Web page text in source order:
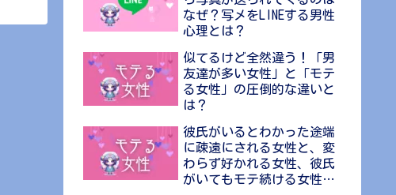
なぜ？写メをLINEする男性
心理とは？
似てるけど全然違う！「男
友達が多い女性」と「モテ
る女性」の圧倒的な違いと
は？
彼氏がいるとわかった途端
に疎遠にされる女性と、変
わらず好かれる女性、彼氏
がいてもモテ続ける女性の